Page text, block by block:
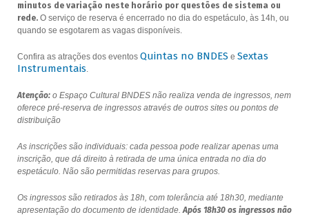
minutos de variação neste horário por questões de sistema ou
rede.O serviço de reserva é encerrado no dia do espetáculo, às 14h, ou
quando se esgotarem as vagas disponíveis.
Confira as atrações dos eventos Quintas no BNDES e Sextas
Instrumentais.
Atenção:o Espaço Cultural BNDES não realiza venda de ingressos, nem
oferece pré-reserva de ingressos através de outros sites ou pontos de
distribuição
As inscrições são individuais: cada pessoa pode realizar apenas uma
inscrição, que dá direito à retirada de uma única entrada no dia do
espetáculo. Não são permitidas reservas para grupos.
Os ingressos são retirados às 18h, com tolerância até 18h30, mediante
apresentação do documento de identidade.Após 18h30 os ingressos não